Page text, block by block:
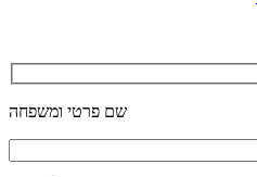
שם פרטי ומשפחה